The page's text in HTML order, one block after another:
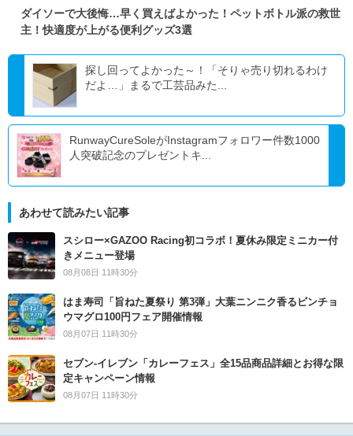
ダイソーで大後悔…早く買えばよかった！ペットボトル派の救世
主！快適度が上がる便利グッズ3選
探し回ってよかった～！「そりゃ売り切れるわけ
だよ…」まるで工芸品みた...
RunwayCureSoleがInstagramフォロワー件数1000
人突破記念のプレゼントキ...
あわせて読みたい記事
スシロー×GAZOO Racing初コラボ！夏休み限定ミニカー付
きメニュー登場
08月08日 11時30分
はま寿司「旨ねた夏祭り 第3弾」大葉ニンニク香るビンチョ
ウマグロ100円フェア開催情報
08月07日 11時30分
セブン‐イレブン「カレーフェス」全15品商品詳細とお得な限
定キャンペーン情報
08月07日 11時30分